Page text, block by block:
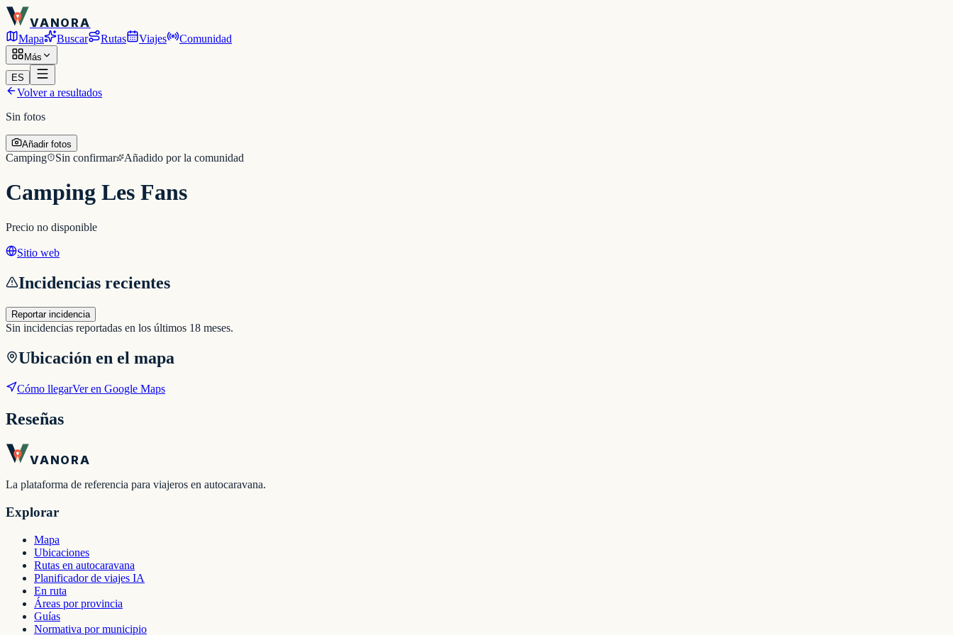
VANORA
Mapa Buscar Rutas Viajes Comunidad
Más
ES
Volver a resultados
Sin fotos
Añadir fotos
Camping Sin confirmar Añadido por la comunidad
Camping Les Fans
Precio no disponible
Sitio web
Incidencias recientes
Reportar incidencia
Sin incidencias reportadas en los últimos 18 meses.
Ubicación en el mapa
Cómo llegarVer en Google Maps
Reseñas
VANORA
La plataforma de referencia para viajeros en autocaravana.
Explorar
Mapa
Ubicaciones
Rutas en autocaravana
Planificador de viajes IA
En ruta
Áreas por provincia
Guías
Normativa por municipio